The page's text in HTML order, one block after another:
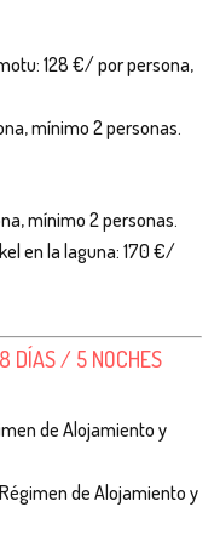
128 €/ por persona,
mínimo 2 personas.
mínimo 2 personas.
en la laguna: 170 €/
DÍAS / 5 NOCHES
de Alojamiento y
de Alojamiento y